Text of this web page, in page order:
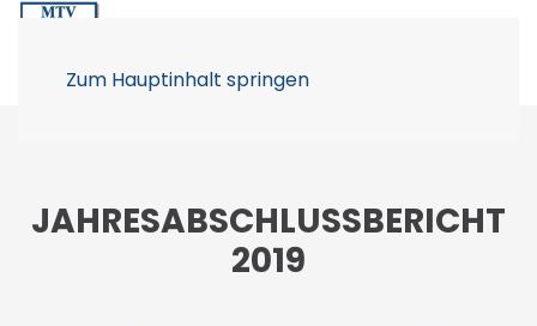
Zum Hauptinhalt springen
JAHRESABSCHLUSSBERICHT
2019